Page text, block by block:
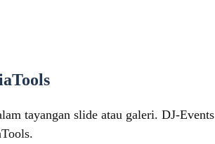
tayangan slide atau galeri. DJ-Events